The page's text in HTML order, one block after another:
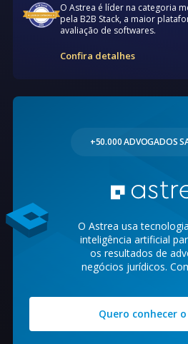
O Astrea é líder na categoria
pela B2B Stack, a maior
avaliação de softwares.
Confira detalhes
+50.000 ADVOGADOS
O Astrea usa
inteligência artificial
os resultados de
negócios jurídicos.
Quero conhecer